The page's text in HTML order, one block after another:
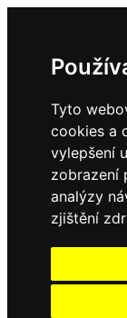
Tyto
cookies a
vylepšení
zobrazení
analýzy
zjištění